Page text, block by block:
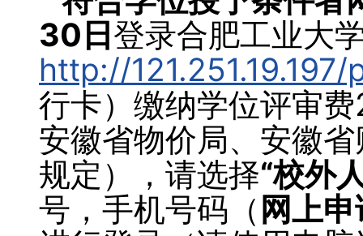
30日登录合肥工业大
http://
行卡）缴纳学位评审
安徽省物价局、安徽
规定），请选择“校外
号，手机号码（网上